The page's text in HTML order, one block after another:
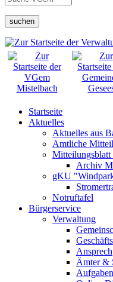
suchen
Startseite
Aktuelles
Aktuelles aus
Amtliche
Mitteilungsblatt
Archiv
gKU
Notruftafel
Bürgerservice
Verwaltung
Ämter &
Aufgaben